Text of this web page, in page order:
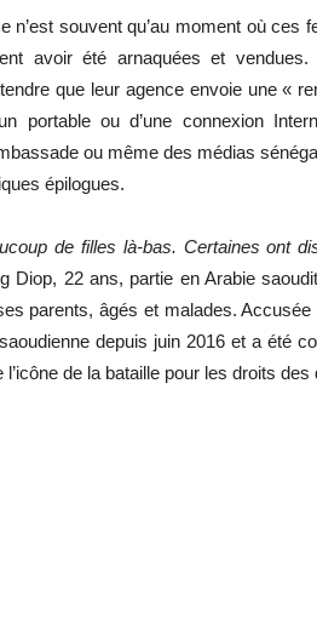
n’est souvent qu’au moment où ces
avoir été arnaquées et
que leur agence envoie une «
portable ou d’une connexion
ou même des médias
épilogues.
de filles là-bas. Certaines ont
Diop, 22 ans, partie en Arabie
parents, âgés et malades.
depuis juin 2016 et a été
l’icône de la bataille pour les droits